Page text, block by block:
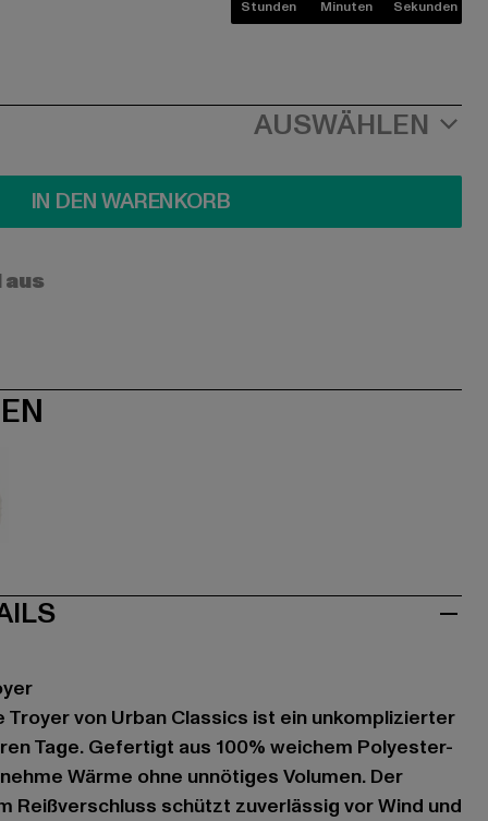
Stunden Minuten Sekunden
AUSWÄHLEN
IN DEN WARENKORB
Troyer von Urban Classics ist ein unkomplizierter
Tage. Gefertigt aus 100% weichem Polyester-
Wärme ohne unnötiges Volumen. Der
Reißverschluss schützt zuverlässig vor Wind und